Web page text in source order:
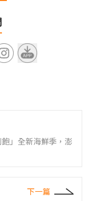
」全新海鮮季，澎
下一篇